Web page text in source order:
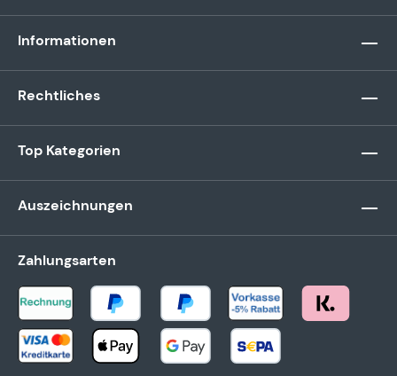
Informationen
Rechtliches
Top Kategorien
Auszeichnungen
Zahlungsarten